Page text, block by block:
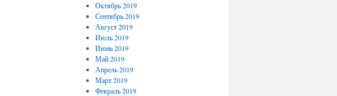
Октябрь 2019
Сентябрь 2019
Август 2019
Июль 2019
Июнь 2019
Май 2019
Апрель 2019
Март 2019
Февраль 2019